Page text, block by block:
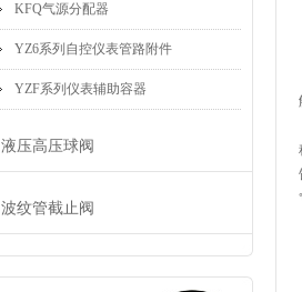
KFQ气源分配器
YZ6系列自控仪表管路附件
YZF系列仪表辅助容器
液压高压球阀
波纹管截止阀